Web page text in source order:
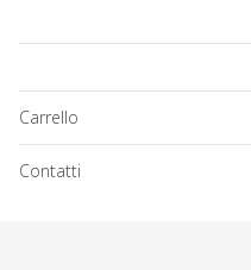
Carrello
Contatti